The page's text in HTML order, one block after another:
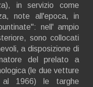
in servizio come
note all'epoca, in
nell' ampio
sono collocati
a disposizione di
del prelato a
(le due vetture
al 1966) le targhe